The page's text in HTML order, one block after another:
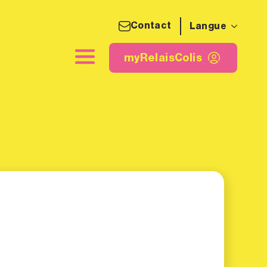
Contact Langue
myRelaisColis
d'expédition myRelaisColis